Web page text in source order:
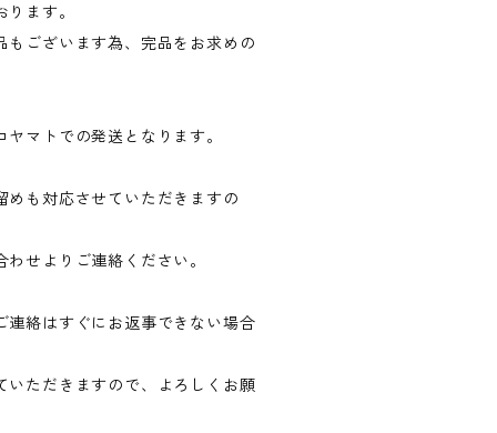
ます。
ございます為、完品をお求めの
マトでの発送となります。
めも対応させていただきますの
せよりご連絡ください。
連絡はすぐにお返事できない場合
いただきますので、よろしくお願